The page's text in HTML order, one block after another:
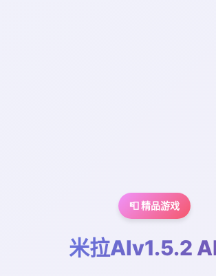
📮 精品游戏
米拉AIv1.5.2